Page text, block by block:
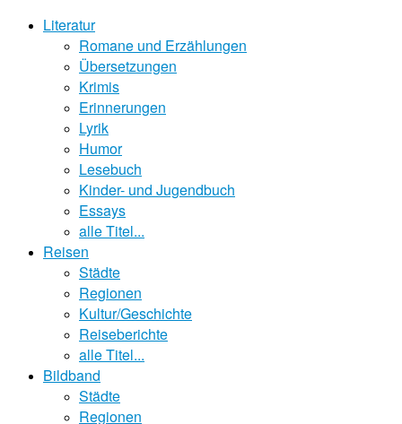
Literatur
Romane und Erzählungen
Übersetzungen
Krimis
Erinnerungen
Lyrik
Humor
Lesebuch
Kinder- und Jugendbuch
Essays
alle Titel...
Reisen
Städte
Regionen
Kultur/Geschichte
Reiseberichte
alle Titel...
Bildband
Städte
Regionen